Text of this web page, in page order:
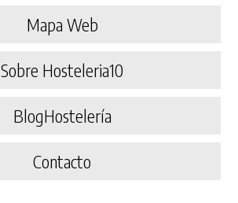
Mapa Web
Sobre Hosteleria10
BlogHostelería
Contacto